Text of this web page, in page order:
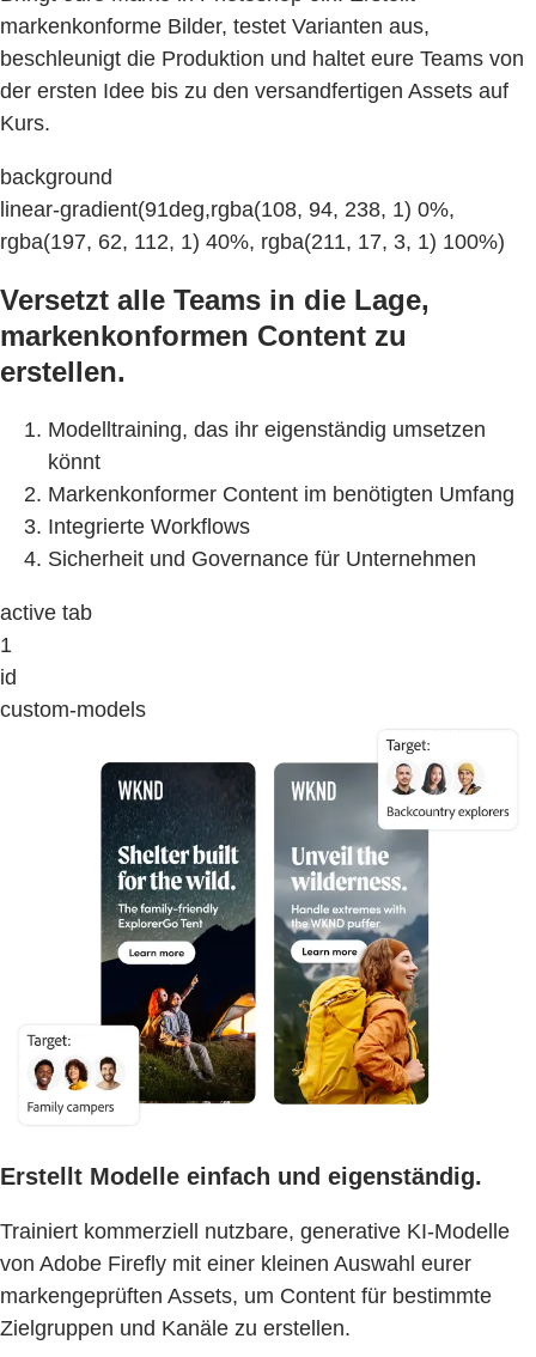
markenkonforme Bilder, testet Varianten aus,
beschleunigt die Produktion und haltet eure Teams von
der ersten Idee bis zu den versandfertigen Assets auf
Kurs.
background
linear-gradient(91deg,rgba(108, 94, 238, 1) 0%,
rgba(197, 62, 112, 1) 40%, rgba(211, 17, 3, 1) 100%)
Versetzt alle Teams in die Lage,
markenkonformen Content zu
erstellen.
Modelltraining, das ihr eigenständig umsetzen
könnt
Markenkonformer Content im benötigten Umfang
Integrierte Workflows
Sicherheit und Governance für Unternehmen
active tab
1
id
custom-models
Erstellt Modelle einfach und eigenständig.
Trainiert kommerziell nutzbare, generative KI-Modelle
von Adobe Firefly mit einer kleinen Auswahl eurer
markengeprüften Assets, um Content für bestimmte
Zielgruppen und Kanäle zu erstellen.